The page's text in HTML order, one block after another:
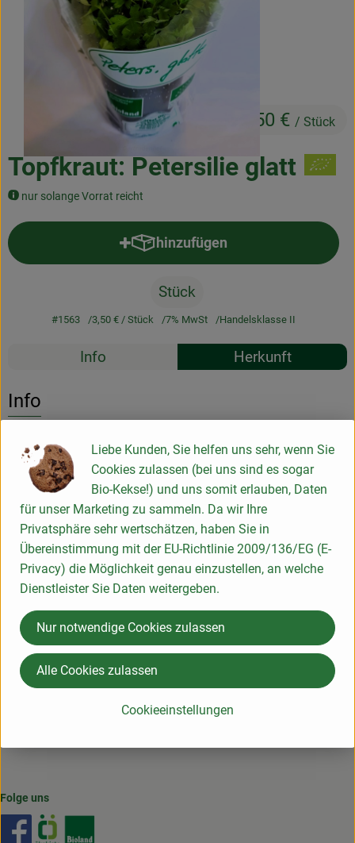
Frischetheke
Natukostwaren
Drogerie
Topfkraut: Petersilie glatt
nur solange Vorrat reicht
3,50 € / Stück
hinzufügen
Produkt zum Warenkorb
Stück
#1563 3,50 € / Stück 7% MwSt Handelsklasse II
Rezepte
Info Herkunft
Info
nur solange Vorrat reicht
Produktinformationen
Herkunft
Hersteller: OHL
aus der Region
Klimaneutral seit 2019
Folge uns
Externer Link zu https://www.facebook.com/
Liebe Kunden, Sie helfen uns sehr, wenn Sie
Cookies zulassen (bei uns sind es sogar
Bio-Kekse!) und uns somit erlauben, Daten
für unser Marketing zu sammeln. Da wir Ihre
Privatsphäre sehr wertschätzen, haben Sie in
Übereinstimmung mit der EU-Richtlinie 2009/136/EG (E-
Privacy) die Möglichkeit genau einzustellen, an welche
Dienstleister Sie Daten weitergeben.
Cookieeinstellungen
Nur notwendige Cookies zulassen
Alle Cookies zulassen